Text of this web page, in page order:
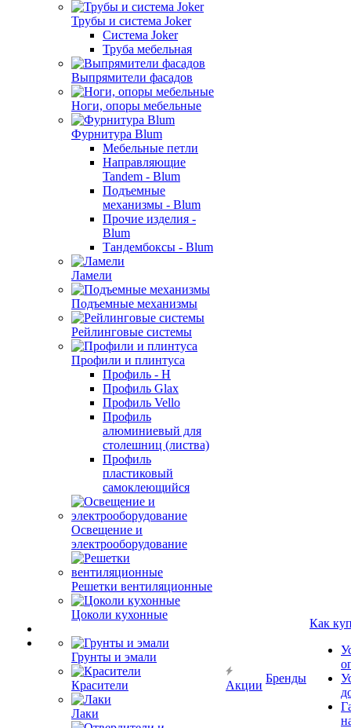
Трубы и система Joker
Система Joker
Труба мебельная
Выпрямители фасадов
Ноги, опоры мебельные
Фурнитура Blum
Мебельные петли
Направляющие
Tandem - Blum
Подъемные
механизмы - Blum
Прочие изделия -
Blum
Тандембоксы - Blum
Ламели
Подъемные механизмы
Рейлинговые системы
Профили и плинтуса
Профиль - H
Профиль Glax
Профиль Vello
Профиль
алюминиевый для
столешниц (листва)
Профиль
пластиковый
самоклеющийся
Освещение и
электрооборудование
Решетки вентиляционные
Цоколи кухонные
Грунты и эмали
Красители
Лаки
Акции
Бренды
Как